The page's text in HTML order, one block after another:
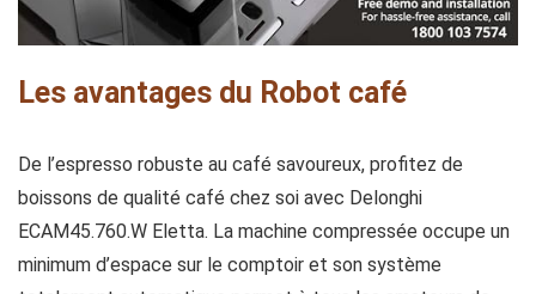
Les avantages du Robot café
De l’espresso robuste au café savoureux, profitez de
boissons de qualité café chez soi avec Delonghi
ECAM45.760.W Eletta. La machine compressée occupe un
minimum d’espace sur le comptoir et son système